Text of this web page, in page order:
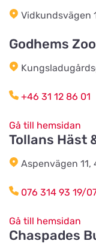
Lärlingsvägen 5
Åkeriet i
(Änghagens
Husdjursshopen
Värö
Vidkundsvägen
Godhems
+46 31 12 86 01
Gå till hemsidan
Tollans Häst
Aspenvägen 11,
076 314 93 19/
Gå till hemsidan
Chaspades